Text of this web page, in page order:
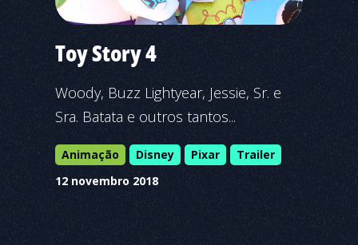
Toy Story 4
Woody, Buzz Lightyear, Jessie, Sr. e
Sra. Batata e outros tantos...
Animação Disney Pixar
Trailer
12 novembro 2018